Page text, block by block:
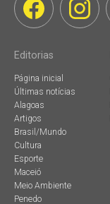
Editorias
Página inicial
Últimas notícias
Alagoas
Artigos
Brasil/Mundo
Cultura
Esporte
Maceió
Meio Ambiente
Penedo